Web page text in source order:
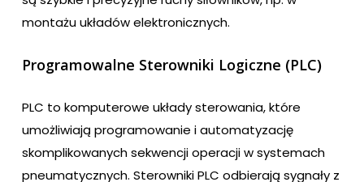
montażu układów elektronicznych.
Programowalne Sterowniki Logiczne (PLC)
PLC to komputerowe układy sterowania, które
umożliwiają programowanie i automatyzację
skomplikowanych sekwencji operacji w systemach
pneumatycznych. Sterowniki PLC odbierają sygnały z